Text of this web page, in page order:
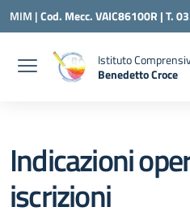
Vai ai contenuti
Vai al menu di navigazione
Vai al footer
MIM |Cod. Mecc. VAIC86100R | T.
240260 |
Istituto
Benedetto Croce
Indicazioni
iscrizioni